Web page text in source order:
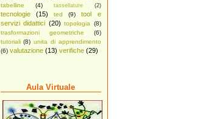
tabelline
(4) tassellature (2)
tecnologie (15) ted (9)
tool e
servizi didattici (20) topologia
(8)
trasformazioni geometriche
(6)
tutoriali (8) unita di apprendimento
(6) valutazione (13) verifiche (29)
Aula Virtuale